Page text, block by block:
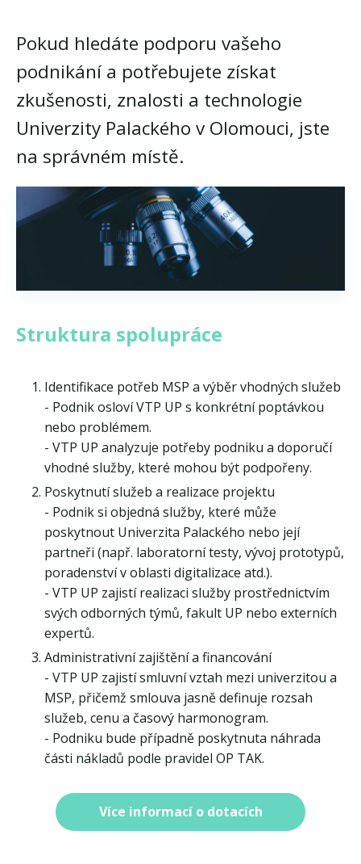
Pokud hledáte podporu vašeho
podnikání a potřebujete získat
zkušenosti, znalosti a technologie
Univerzity Palackého v Olomouci, jste
na správném místě.
Struktura spolupráce
Identifikace potřeb MSP a výběr vhodných služeb
- Podnik osloví VTP UP s konkrétní poptávkou
nebo problémem.
- VTP UP analyzuje potřeby podniku a doporučí
vhodné služby, které mohou být podpořeny.
Poskytnutí služeb a realizace projektu
- Podnik si objedná služby, které může
poskytnout Univerzita Palackého nebo její
partneři (např. laboratorní testy, vývoj prototypů,
poradenství v oblasti digitalizace atd.).
- VTP UP zajistí realizaci služby prostřednictvím
svých odborných týmů, fakult UP nebo externích
expertů.
Administrativní zajištění a financování
- VTP UP zajistí smluvní vztah mezi univerzitou a
MSP, přičemž smlouva jasně definuje rozsah
služeb, cenu a časový harmonogram.
- Podniku bude případně poskytnuta náhrada
části nákladů podle pravidel OP TAK.
Více informací o dotacích